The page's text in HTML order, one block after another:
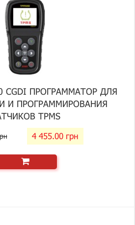
CGDI ПРОГРАММАТОР ДЛЯ
И ПРОГРАММИРОВАНИЯ
TPMS
4 455.00 грн